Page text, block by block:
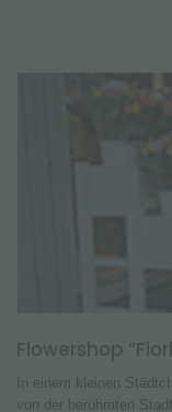
Flowershop
In einem kleinen
von der berühmten